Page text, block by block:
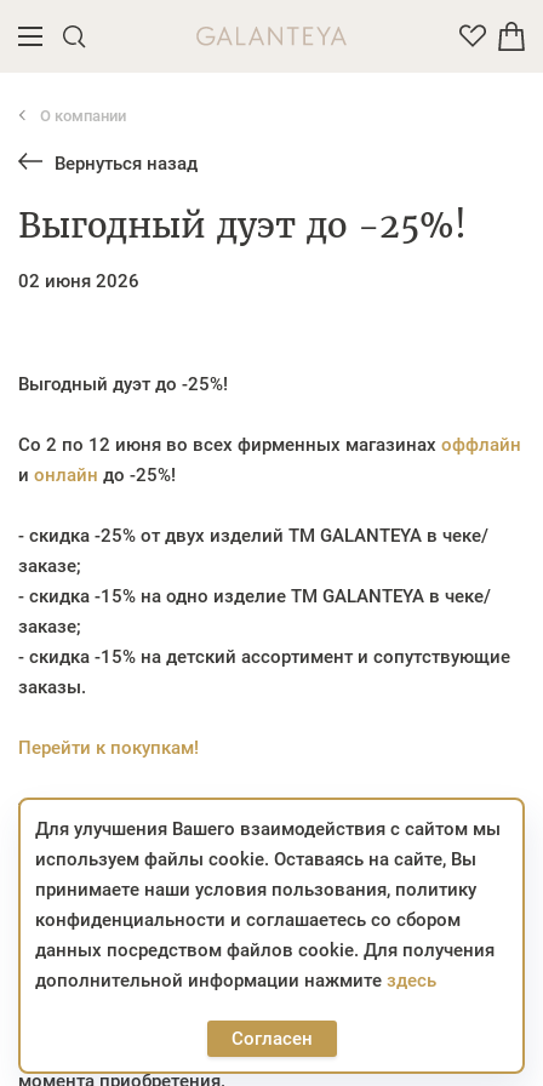
Введите название или артикул товара
О компании
Вернуться назад
Выгодный дуэт до -25%!
02 июня 2026
Выгодный дуэт до -25%!
Со 2 по 12 июня во всех фирменных магазинах оффлайн
и онлайн до -25%!
- скидка -25% от двух изделий TM GALANTEYA в чеке/
заказе;
- скидка -15% на одно изделие TM GALANTEYA в чеке/
заказе;
- скидка -15% на детский ассортимент и сопутствующие
заказы.
Перейти к покупкам!
*скидка не распространяется на брелок-подвеску;
*скидка не суммируется с другими скидками;
*скидка не распространяется на уценённые изделия;
*изделия, участвующие в акции, можно приобрести с
использованием карты «Халва» с рассрочкой до 4
месяцев и «Карта покупок», «Карта Fun» с рассрочкой до
3 месяцев;
*на заказы, сформированные в интернет-магазине в
период проведения акции, скидка сохраняется до
момента приобретения.
Для улучшения Вашего взаимодействия с сайтом мы
используем файлы cookie. Оставаясь на сайте, Вы
принимаете наши условия пользования, политику
конфиденциальности и соглашаетесь со сбором
данных посредством файлов cookie. Для получения
дополнительной информации нажмите здесь
Согласен